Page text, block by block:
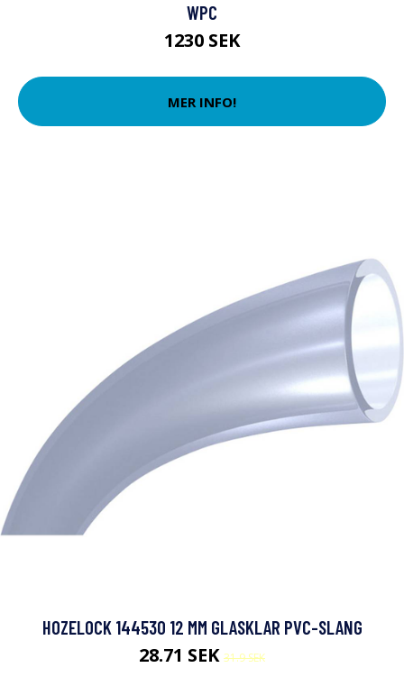
WPC
1230 SEK
MER INFO!
HOZELOCK 144530 12 MM GLASKLAR PVC-SLANG
28.71 SEK 31.9 SEK